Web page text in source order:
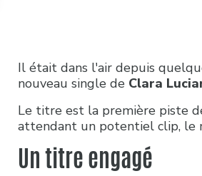
Il était dans l'air depuis
nouveau single de Clara
Le titre est la première piste
attendant un potentiel clip, le
Un titre engagé